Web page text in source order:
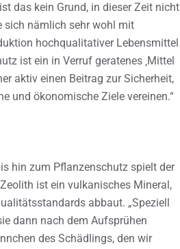
das kein Grund, in dieser Zeit nicht
sich nämlich sehr wohl mit
hochqualitativer Lebensmittel
ist ein in Verruf geratenes ‚Mittel
aktiv einen Beitrag zur Sicherheit,
und ökonomische Ziele vereinen.“
hin zum Pflanzenschutz spielt der
ist ein vulkanisches Mineral,
abbaut. „Speziell
dann nach dem Aufsprühen
des Schädlings, den wir